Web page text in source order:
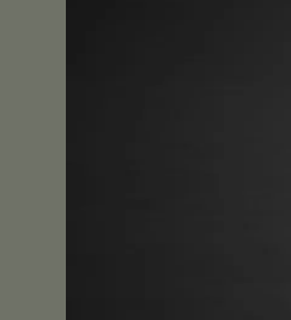
ให้คุณประทับ
บริการ ด้วยสิ่
จัดงานทุกรูป
งานแต่งงาน
และยังให้คุณ
จากทางโรงแ